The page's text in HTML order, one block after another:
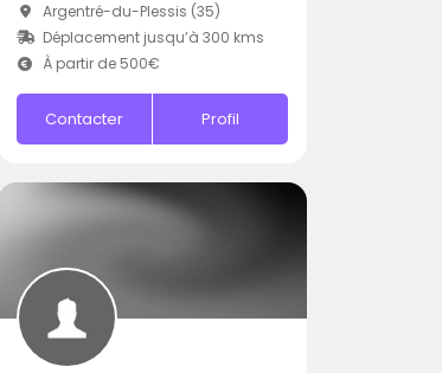
Argentré-du-Plessis (35)
Déplacement jusqu’à 300 kms
À partir de 500€
Contacter Profil